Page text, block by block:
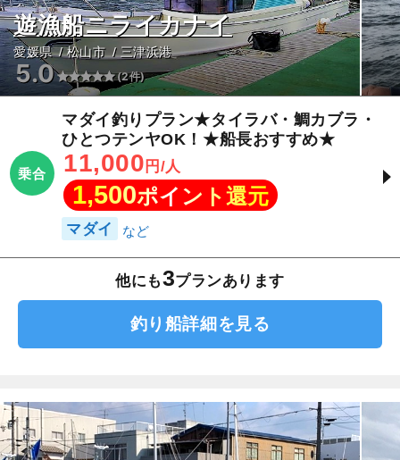
遊漁船ニライカナイ
愛媛県 松山市 三津浜港
5.0 (2件)
乗合
マダイ釣りプラン★タイラバ・鯛カブラ・
ひとつテンヤOK！★船長おすすめ★
11,000 円/人
1,500ポイント還元
マダイ
他にも3プランあります
釣り船詳細を見る